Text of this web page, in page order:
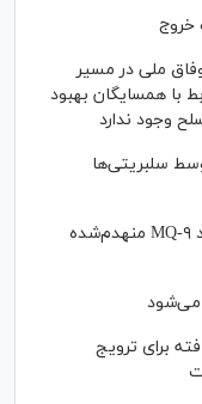
ملی در مسیر
با همسایگان بهبود
وجود ندارد
سلبریتی‌ها
اولین تصاویر لاشه F-۱۵ آمریکا و پهپاد MQ-۹ منهدم‌شده
می‌شود
برای ترویج